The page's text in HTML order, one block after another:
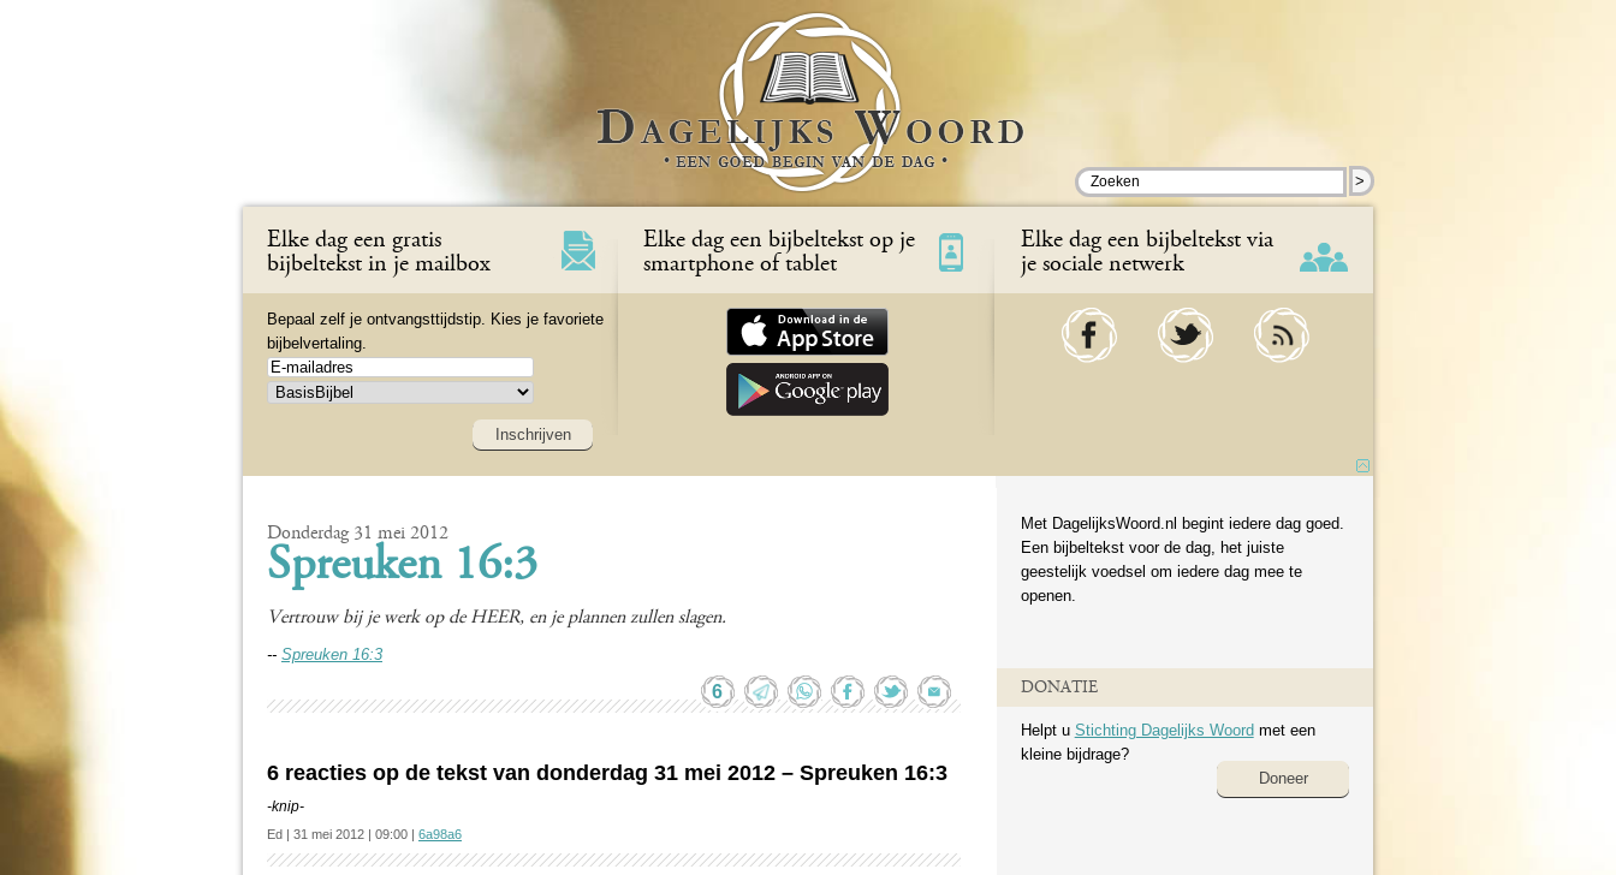
>
Elke dag een gratis
bijbeltekst in je mailbox
Bepaal zelf je ontvangsttijdstip. Kies je favoriete
bijbelvertaling.
Inschrijven
Elke dag een bijbeltekst op je
smartphone of tablet
Elke dag een bijbeltekst via
je sociale netwerk
Donderdag 31 mei 2012
Spreuken 16:3
Vertrouw bij je werk op de HEER, en je plannen zullen slagen.
-- Spreuken 16:3
6
6 reacties op de tekst van donderdag 31 mei 2012 – Spreuken 16:3
-knip-
Ed | 31 mei 2012 | 09:00 | 6a98a6
Met DagelijksWoord.nl begint iedere dag goed.
Een bijbeltekst voor de dag, het juiste
geestelijk voedsel om iedere dag mee te
openen.
DONATIE
Helpt u Stichting Dagelijks Woord met een
kleine bijdrage?
Doneer